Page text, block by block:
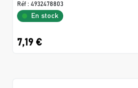
Réf : 4932478803
En stock
7,19 €